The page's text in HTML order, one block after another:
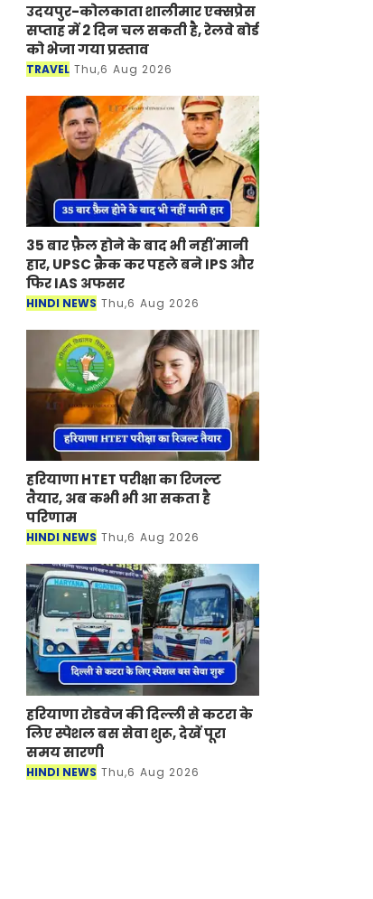
उदयपुर-कोलकाता शालीमार एक्सप्रेस
सप्ताह में 2 दिन चल सकती है, रेलवे बोर्ड
को भेजा गया प्रस्ताव
TRAVEL Thu,6 Aug 2026
35 बार फ़ैल होने के बाद भी नहीं मानी
हार, UPSC क्रैक कर पहले बने IPS और
फिर IAS अफसर
HINDI NEWS Thu,6 Aug 2026
हरियाणा HTET परीक्षा का रिजल्ट
तैयार, अब कभी भी आ सकता है
परिणाम
HINDI NEWS Thu,6 Aug 2026
हरियाणा रोडवेज की दिल्ली से कटरा के
लिए स्पेशल बस सेवा शुरू, देखें पूरा
समय सारणी
HINDI NEWS Thu,6 Aug 2026